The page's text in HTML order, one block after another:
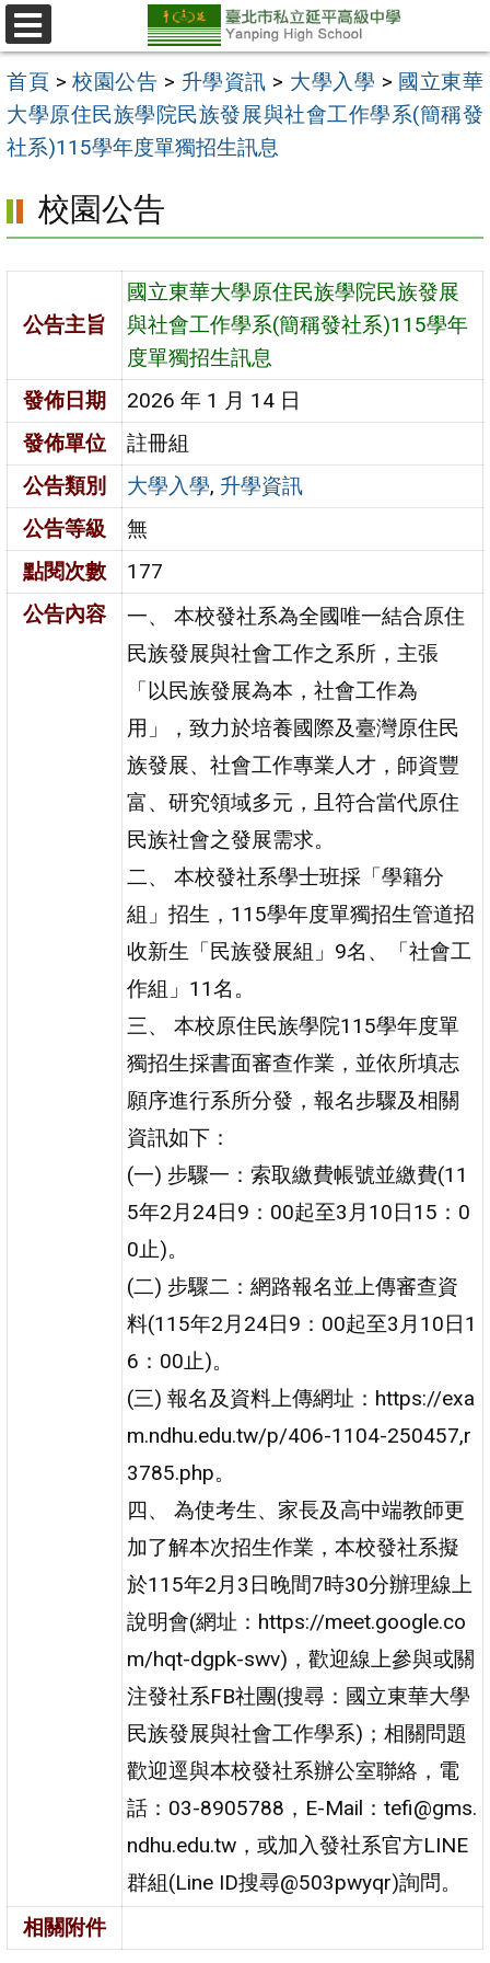
跳
至
主
要
內
選
單
首頁 >校園公告 > 升學資訊 > 大學入學 > 國立東華
大學原住民族學院民族發展與社會工作學系(簡稱發
社系)115學年度單獨招生訊息
校園公告
公告主旨
國立東華大學原住民族學院民族發展
與社會工作學系(簡稱發社系)115學年
度單獨招生訊息
發佈日期
2026 年 1 月 14 日
發佈單位
註冊組
公告類別
大學入學, 升學資訊
公告等級
無
點閱次數
177
公告內容
一、 本校發社系為全國唯一結合原住
民族發展與社會工作之系所，主張
「以民族發展為本，社會工作為
用」，致力於培養國際及臺灣原住民
族發展、社會工作專業人才，師資豐
富、研究領域多元，且符合當代原住
民族社會之發展需求。
二、 本校發社系學士班採「學籍分
組」招生，115學年度單獨招生管道招
收新生「民族發展組」9名、「社會工
作組」11名。
三、 本校原住民族學院115學年度單
獨招生採書面審查作業，並依所填志
願序進行系所分發，報名步驟及相關
資訊如下：
(一) 步驟一：索取繳費帳號並繳費(11
5年2月24日9：00起至3月10日15：0
0止)。
(二) 步驟二：網路報名並上傳審查資
料(115年2月24日9：00起至3月10日1
6：00止)。
(三) 報名及資料上傳網址：https://exa
m.ndhu.edu.tw/p/406-1104-250457,r
3785.php。
四、 為使考生、家長及高中端教師更
加了解本次招生作業，本校發社系擬
於115年2月3日晚間7時30分辦理線上
說明會(網址：https://meet.google.co
m/hqt-dgpk-swv)，歡迎線上參與或關
注發社系FB社團(搜尋：國立東華大學
民族發展與社會工作學系)；相關問題
歡迎逕與本校發社系辦公室聯絡，電
話：03-8905788，E-Mail：tefi@gms.
ndhu.edu.tw，或加入發社系官方LINE
群組(Line ID搜尋@503pwyqr)詢問。
相關附件